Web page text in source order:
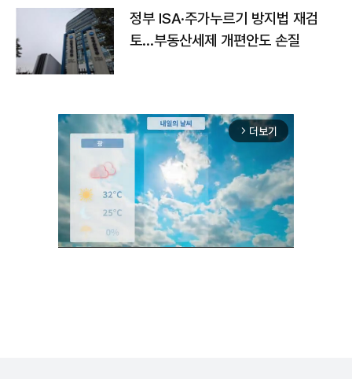
정부 ISA·주가누르기 방지법 재검
토…부동산세제 개편안도 손질
arrow_forward_ios 더보기